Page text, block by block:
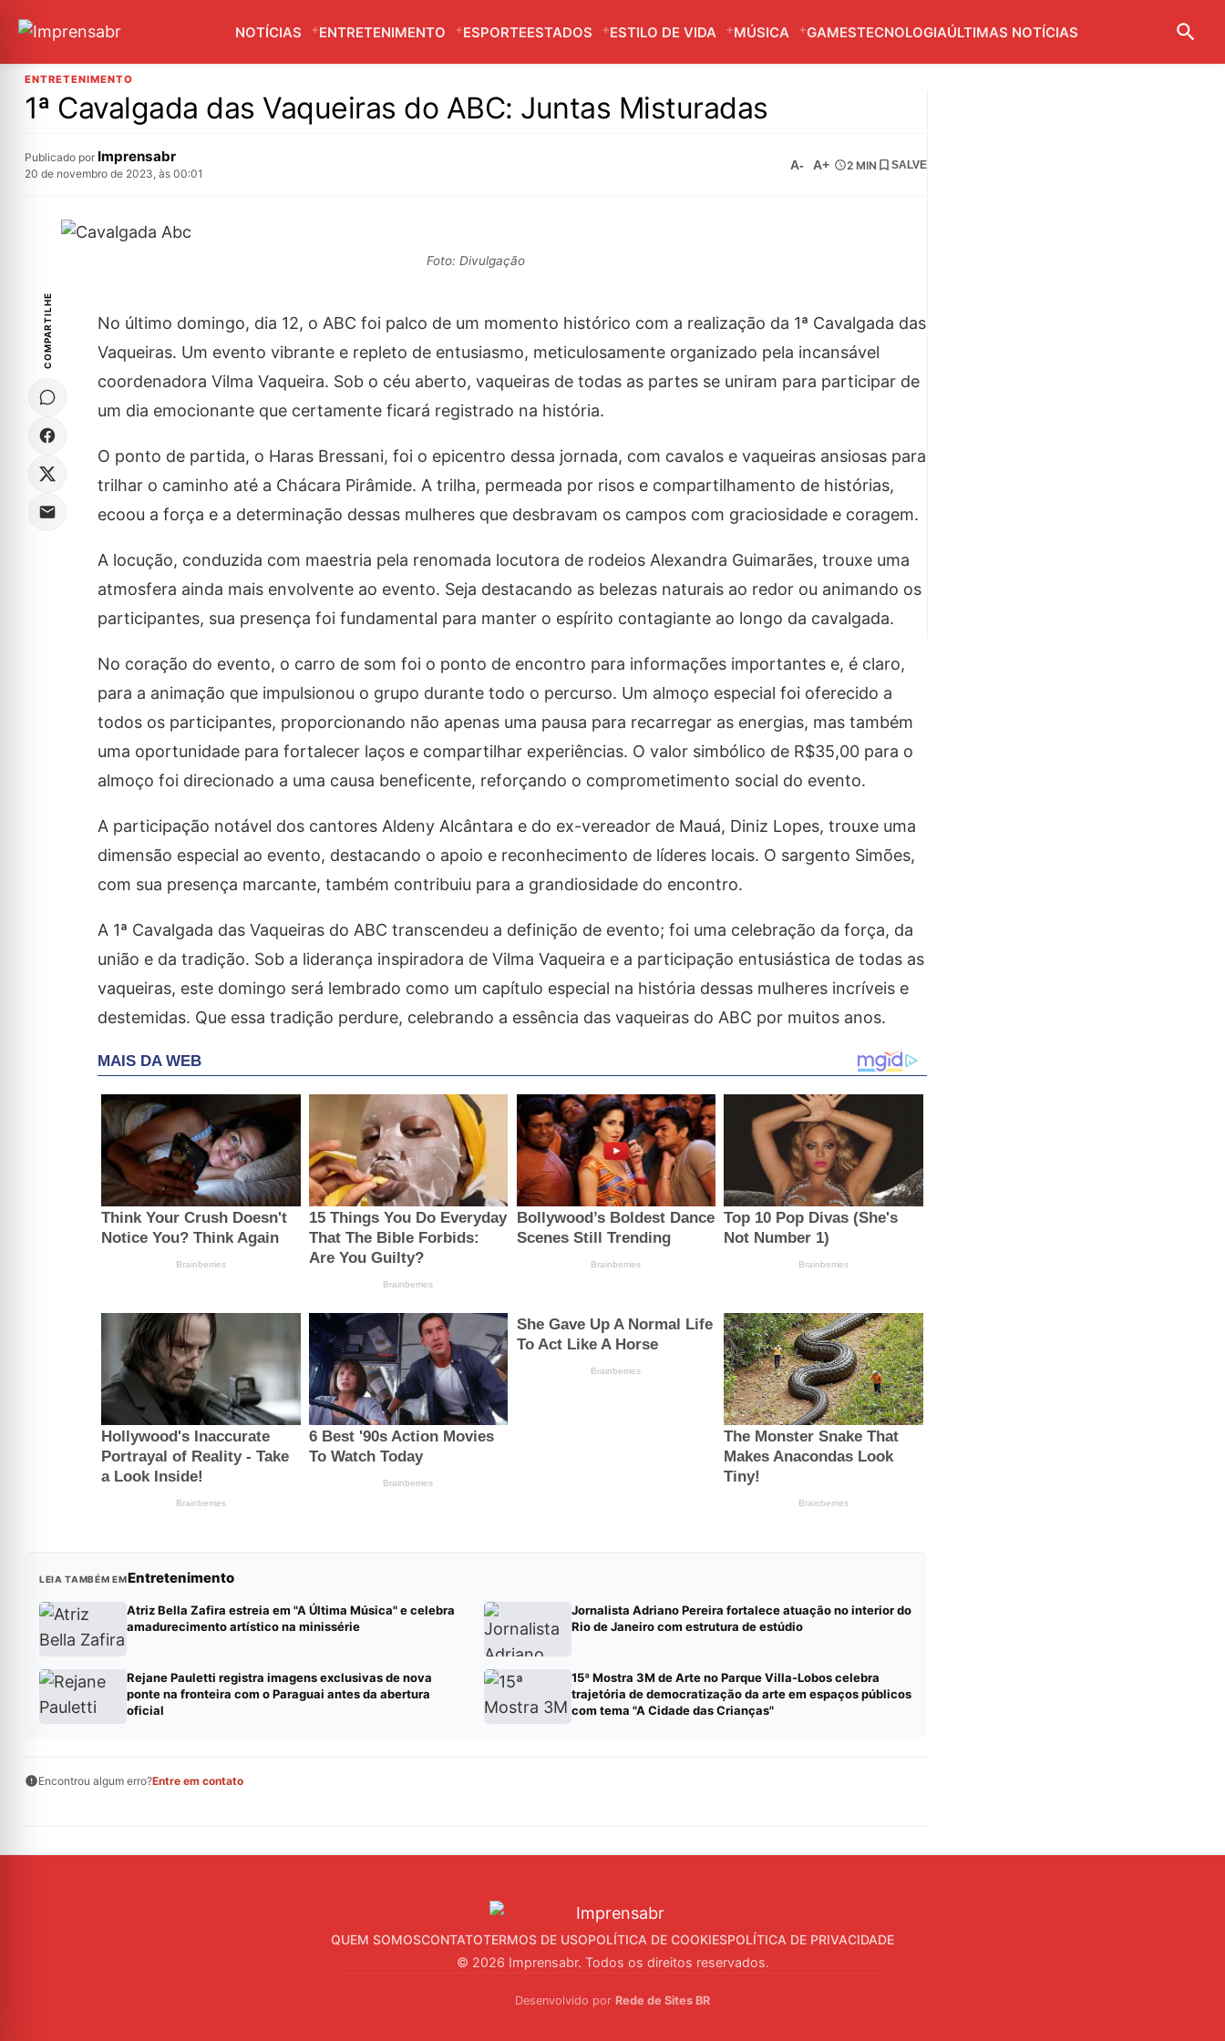
NOTÍCIAS ENTRETENIMENTO ESPORTEESTADOS ESTILO DE VIDA MÚSICA GAMESTECNOLOGIAÚLTIMAS NOTÍCIAS
ENTRETENIMENTO
1ª Cavalgada das Vaqueiras do ABC: Juntas Misturadas
Publicado por Imprensabr
20 de novembro de 2023, às 00:01
A- A+ 2 MIN SALVE
Foto: Divulgação
COMPARTILHE
No último domingo, dia 12, o ABC foi palco de um momento histórico com a realização da 1ª Cavalgada das
Vaqueiras. Um evento vibrante e repleto de entusiasmo, meticulosamente organizado pela incansável
coordenadora Vilma Vaqueira. Sob o céu aberto, vaqueiras de todas as partes se uniram para participar de
um dia emocionante que certamente ficará registrado na história.
O ponto de partida, o Haras Bressani, foi o epicentro dessa jornada, com cavalos e vaqueiras ansiosas para
trilhar o caminho até a Chácara Pirâmide. A trilha, permeada por risos e compartilhamento de histórias,
ecoou a força e a determinação dessas mulheres que desbravam os campos com graciosidade e coragem.
A locução, conduzida com maestria pela renomada locutora de rodeios Alexandra Guimarães, trouxe uma
atmosfera ainda mais envolvente ao evento. Seja destacando as belezas naturais ao redor ou animando os
participantes, sua presença foi fundamental para manter o espírito contagiante ao longo da cavalgada.
No coração do evento, o carro de som foi o ponto de encontro para informações importantes e, é claro,
para a animação que impulsionou o grupo durante todo o percurso. Um almoço especial foi oferecido a
todos os participantes, proporcionando não apenas uma pausa para recarregar as energias, mas também
uma oportunidade para fortalecer laços e compartilhar experiências. O valor simbólico de R$35,00 para o
almoço foi direcionado a uma causa beneficente, reforçando o comprometimento social do evento.
A participação notável dos cantores Aldeny Alcântara e do ex-vereador de Mauá, Diniz Lopes, trouxe uma
dimensão especial ao evento, destacando o apoio e reconhecimento de líderes locais. O sargento Simões,
com sua presença marcante, também contribuiu para a grandiosidade do encontro.
A 1ª Cavalgada das Vaqueiras do ABC transcendeu a definição de evento; foi uma celebração da força, da
união e da tradição. Sob a liderança inspiradora de Vilma Vaqueira e a participação entusiástica de todas as
vaqueiras, este domingo será lembrado como um capítulo especial na história dessas mulheres incríveis e
destemidas. Que essa tradição perdure, celebrando a essência das vaqueiras do ABC por muitos anos.
LEIA TAMBÉM EMEntretenimento
Atriz Bella Zafira estreia em "A Última Música" e celebra
amadurecimento artístico na minissérie
Jornalista Adriano Pereira fortalece atuação no interior do
Rio de Janeiro com estrutura de estúdio
Rejane Pauletti registra imagens exclusivas de nova
ponte na fronteira com o Paraguai antes da abertura
oficial
15ª Mostra 3M de Arte no Parque Villa-Lobos celebra
trajetória de democratização da arte em espaços públicos
com tema "A Cidade das Crianças"
Encontrou algum erro?Entre em contato
QUEM SOMOSCONTATOTERMOS DE USOPOLÍTICA DE COOKIESPOLÍTICA DE PRIVACIDADE
© 2026 Imprensabr. Todos os direitos reservados.
Desenvolvido por Rede de Sites BR